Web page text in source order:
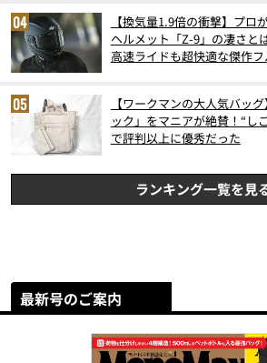
【換気量1.9倍の衝撃】プロ
ヘルメット「Z-9」の凄さと
高速ライドも超快適な傑作フ
【ワークマンの大人気バッ
ック」をマニアが絶賛！“し
で評判以上に優秀だった
ランキング一覧を見
最新号のご案内